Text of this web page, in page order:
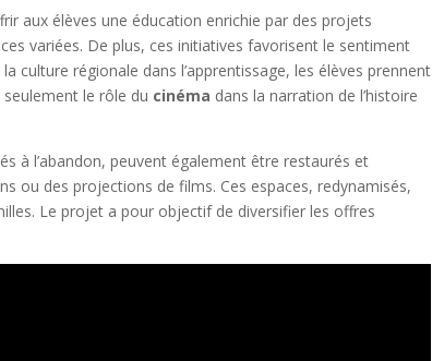
aux élèves une éducation enrichie par des projets
variées. De plus, ces initiatives favorisent le sentiment
culture régionale dans l’apprentissage, les élèves prennent
le rôle du cinéma dans la narration de l’histoire
à l’abandon, peuvent également être restaurés et
ou des projections de films. Ces espaces, redynamisés,
Le projet a pour objectif de diversifier les offres